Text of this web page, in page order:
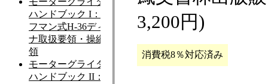
3,200円)
消費税8％対応済み